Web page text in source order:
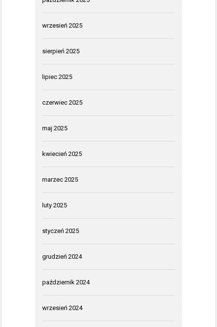
wrzesień 2025
sierpień 2025
lipiec 2025
czerwiec 2025
maj 2025
kwiecień 2025
marzec 2025
luty 2025
styczeń 2025
grudzień 2024
październik 2024
wrzesień 2024